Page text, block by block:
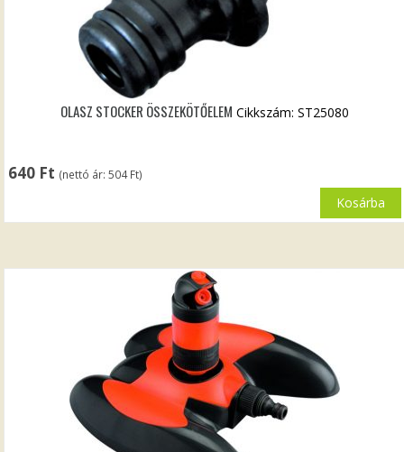
OLASZ STOCKER ÖSSZEKÖTŐELEM
640 Ft (nettó ár:504Ft)
Cikkszám: ST25080
Kosárba